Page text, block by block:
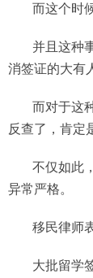
而这个时
并且这种
消签证的大有
而对于这
反查了，肯定
不仅如此
异常严格。
移民律师
大批留学